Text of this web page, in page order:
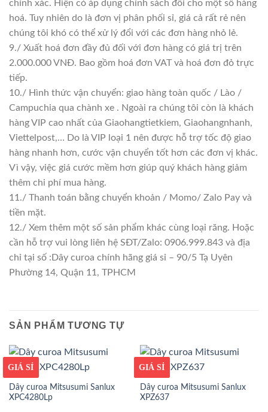
chính xác. Hiện có áp dụng chính sách đổi cho một số hàng
hoá. Tuy nhiên do là đơn vị phân phối sỉ, giá cả rất rẻ nên
chúng tôi khó có thể xử lý đổi với các đơn hàng nhỏ lẻ.
9./ Xuất hoá đơn đầy đủ đối với đơn hàng có giá trị trên
2.000.000 VNĐ. Bao gồm hoá đơn VAT và hoá đơn đỏ trực
tiếp.
10./ Hình thức vận chuyển: giao hàng toàn quốc / Lào /
Campuchia qua chành xe . Ngoài ra chúng tôi còn là khách
hàng VIP cao nhất của Giaohangtietkiem, Giaohangnhanh,
Viettelpost,… Do là VIP loại 1 nên được hỗ trợ tốc độ giao
hàng nhanh hơn, cước vận chuyển tốt hơn các đơn vị khác.
Vì vậy, việc giá cước mềm hơn giúp quý khách hàng giảm
thêm chi phí mua hàng.
11./ Thanh toán bằng chuyển khoản / Momo/ Zalo Pay và
tiền mặt.
12./ Xem thêm một số sản phẩm khác cùng loại răng. Hoặc
cần hỗ trợ vui lòng liên hệ SĐT/Zalo: 0906.999.843 và địa
chỉ tại số :Dây curoa chính hãng giá sỉ – 90/5 Tạ Uyên
Phường 14, Quận 11, TPHCM
SẢN PHẨM TƯƠNG TỰ
GIÁ TỐT
GIÁ SỈ
Dây curoa Mitsusumi Sanlux
XPC4280Lp
GIÁ TỐT
GIÁ SỈ
Dây curoa Mitsusumi Sanlux
XPZ637